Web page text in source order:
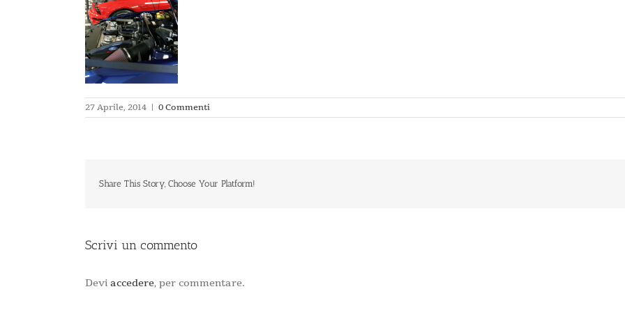
27 Aprile, 2014 | 0 Commenti
Share This Story, Choose Your Platform!
Scrivi un commento
Devi accedere, per commentare.